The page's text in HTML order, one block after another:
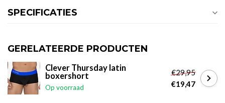
SPECIFICATIES
GERELATEERDE PRODUCTEN
Clever Thursday latin
boxershort
Op voorraad
€29,95
€19,47